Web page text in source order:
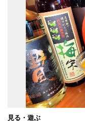
見る・遊ぶ